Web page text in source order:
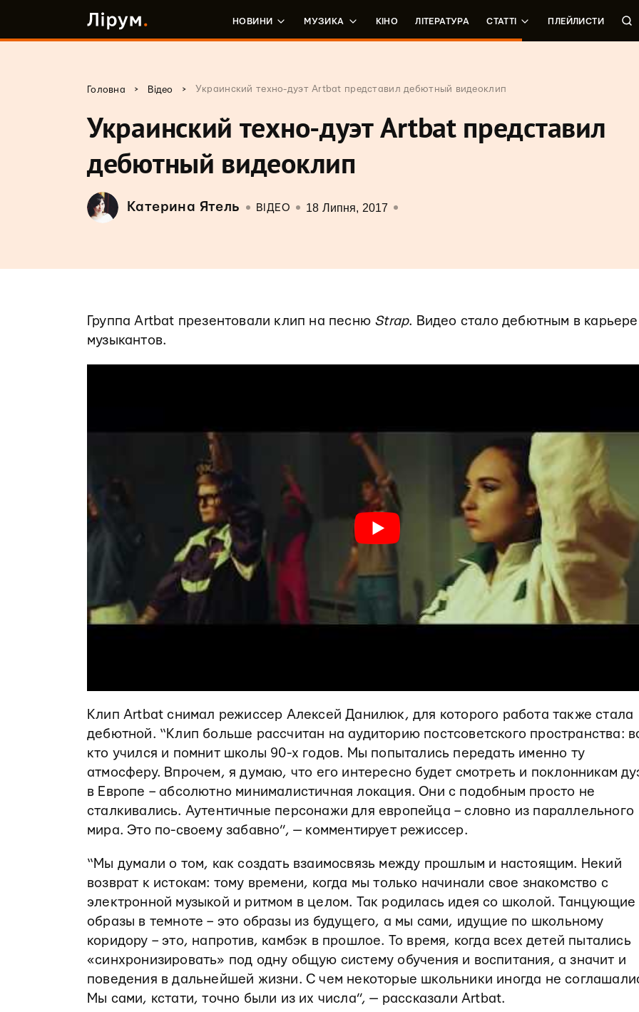
НОВИНИ МУЗИКА КІНО ЛІТЕРАТУРА СТАТТІ ПЛЕЙЛИСТИ
Головна > Відео > Украинский техно-дуэт Artbat представил дебютный видеоклип
Украинский техно-дуэт Artbat представил
дебютный видеоклип
Катерина Ятель ВІДЕО 18 Липня, 2017
Группа Artbat презентовали клип на песню Strap. Видео стало дебютным в карьере
музыкантов.
Клип Artbat снимал режиссер Алексей Данилюк, для которого работа также стала
дебютной. “Клип больше рассчитан на аудиторию постсоветского пространства:
кто учился и помнит школы 90-х годов. Мы попытались передать именно ту
атмосферу. Впрочем, я думаю, что его интересно будет смотреть и поклонникам
в Европе – абсолютно минималистичная локация. Они с подобным просто не
сталкивались. Аутентичные персонажи для европейца – словно из параллельного
мира. Это по-своему забавно”, — комментирует режиссер.
“Мы думали о том, как создать взаимосвязь между прошлым и настоящим. Некий
возврат к истокам: тому времени, когда мы только начинали свое знакомство с
электронной музыкой и ритмом в целом. Так родилась идея со школой. Танцующие
образы в темноте – это образы из будущего, а мы сами, идущие по школьному
коридору – это, напротив, камбэк в прошлое. То время, когда всех детей пытались
«синхронизировать» под одну общую систему обучения и воспитания, а значит и
поведения в дальнейшей жизни. С чем некоторые школьники иногда не
Мы сами, кстати, точно были из их числа”, — рассказали Artbat.